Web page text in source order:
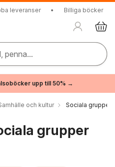
leveranser • Billiga böcker
penna...
upp till 50% →
och kultur Sociala grupper
grupper